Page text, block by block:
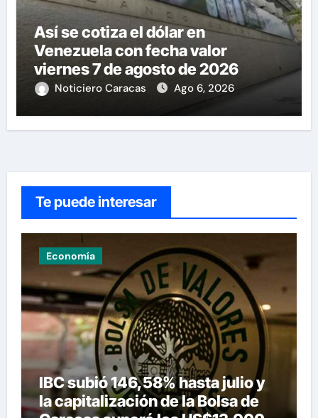
Así se cotiza el dólar en
Venezuela con fecha valor
viernes 7 de agosto de 2026
Noticiero Caracas Ago 6, 2026
Te puede interesar
Economía
IBC subió 146,58% hasta julio y
la capitalización de la Bolsa de